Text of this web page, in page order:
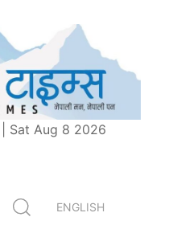
| Sat Aug 8 2026
ENGLISH